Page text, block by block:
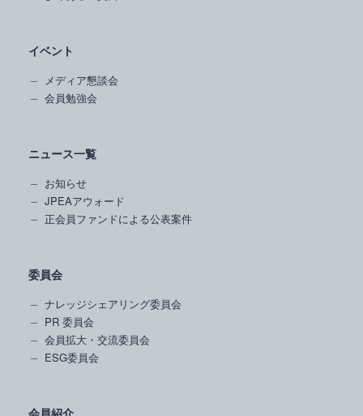
イベント
メディア懇談会
会員勉強会
ニュース一覧
お知らせ
JPEAアウォード
正会員ファンドによる公表案件
委員会
ナレッジシェアリング委員会
PR 委員会
会員拡大・交流委員会
ESG委員会
会員紹介